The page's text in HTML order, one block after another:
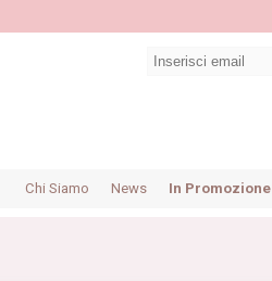
Chi Siamo News In Promozione